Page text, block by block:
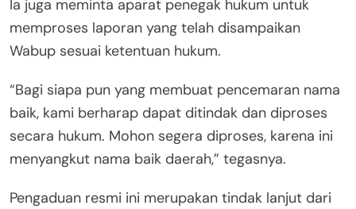
Ia juga meminta aparat penegak hukum untuk
memproses laporan yang telah disampaikan
Wabup sesuai ketentuan hukum.
“Bagi siapa pun yang membuat pencemaran nama
baik, kami berharap dapat ditindak dan diproses
secara hukum. Mohon segera diproses, karena ini
menyangkut nama baik daerah,” tegasnya.
Pengaduan resmi ini merupakan tindak lanjut dari